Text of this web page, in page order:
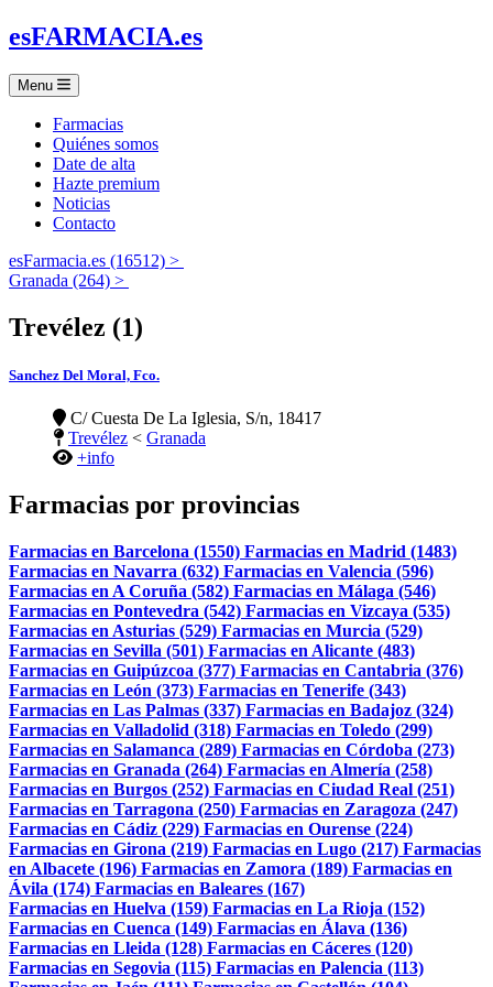
esFARMACIA.es
Menu
Farmacias
Quiénes somos
Date de alta
Hazte premium
Noticias
Contacto
esFarmacia.es (16512) >
Granada (264) >
Trevélez (1)
Sanchez Del Moral, Fco.
C/ Cuesta De La Iglesia, S/n, 18417
Trevélez < Granada
+info
Farmacias por provincias
Farmacias en Barcelona (1550) Farmacias en Madrid (1483)
Farmacias en Navarra (632) Farmacias en Valencia (596)
Farmacias en A Coruña (582) Farmacias en Málaga (546)
Farmacias en Pontevedra (542) Farmacias en Vizcaya (535)
Farmacias en Asturias (529) Farmacias en Murcia (529)
Farmacias en Sevilla (501) Farmacias en Alicante (483)
Farmacias en Guipúzcoa (377) Farmacias en Cantabria (376)
Farmacias en León (373) Farmacias en Tenerife (343)
Farmacias en Las Palmas (337) Farmacias en Badajoz (324)
Farmacias en Valladolid (318) Farmacias en Toledo (299)
Farmacias en Salamanca (289) Farmacias en Córdoba (273)
Farmacias en Granada (264) Farmacias en Almería (258)
Farmacias en Burgos (252) Farmacias en Ciudad Real (251)
Farmacias en Tarragona (250) Farmacias en Zaragoza (247)
Farmacias en Cádiz (229) Farmacias en Ourense (224)
Farmacias en Girona (219) Farmacias en Lugo (217) Farmacias
en Albacete (196) Farmacias en Zamora (189) Farmacias en
Ávila (174) Farmacias en Baleares (167)
Farmacias en Huelva (159) Farmacias en La Rioja (152)
Farmacias en Cuenca (149) Farmacias en Álava (136)
Farmacias en Lleida (128) Farmacias en Cáceres (120)
Farmacias en Segovia (115) Farmacias en Palencia (113)